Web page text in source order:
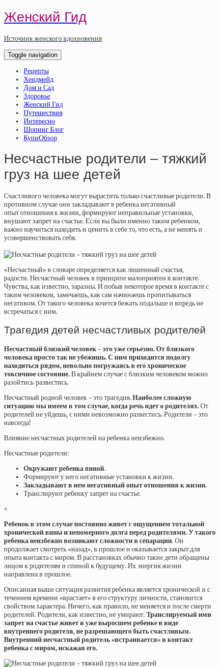
Женский Гид
Источник женского вдохновения
Toggle navigation
Рецепты
Хендмейд
Дом и Сад
Здоровье
Женский Гид
Путешествия
Интересно
Шопинг Блог
КупиОбзор
Несчастные родители – тяжкий
груз на шее детей
Счастливого человека могут вырастить только счастливые родители. В
противном случае они закладывают в ребенка негативный
опыт отношения к жизни, формируют неправильные установки,
внушают запрет на счастье. Если вы были именно таким ребенком,
важно научиться находить и ценить в себе то, что есть, а не менять и
усовершенствовать себя.
«Несчастный» в словаре определяется как лишенный счастья,
радости. Несчастный человек в принципе малоприятен в контакте.
Чувства, как известно, заразны. И побыв некоторое время в контакте с
таким человеком, замечаешь, как сам начинаешь пропитываться
негативом. От такого человека хочется бежать подальше и впредь не
встречаться с ним.
Трагедия детей несчастливых родителей
Несчастный близкий человек – это уже серьезно. От близкого
человека просто так не убежишь. С ним приходится подолгу
находиться рядом, невольно погружаясь в его хроническое
токсичное состояние.В крайнем случае с близким человеком можно
разойтись-развестись.
Несчастный родной человек – это трагедия. Наиболее сложную
ситуацию мы имеем в том случае, когда речь идет о родителях.От
родителей не уйдешь, с ними невозможно развестись. Родители – это
навсегда!
Влияние несчастных родителей на ребенка неизбежно.
Несчастные родители:
Окружают ребенка виной.
Формируют у него негативные установки к жизни.
Закладывают в нем негативный опыт отношения к жизни.
Транслируют ребенку запрет на счастье.
<
Ребенокв этом случае постоянно живет с ощущением тотальной
хронической вины и непомерного долга перед родителями. У такого
ребенка неизбежно возникают сложности в сепарации. Он
продолжает смотреть «назад», в прошлое и оказывается закрыт для
опыта контакта с миром. В расстановках обычно такие дети обращены
лицом к родителям и спиной к будущему. Их энергия жизни
направлена в прошлое.
Описанная выше ситуация развития ребенка является хронической и с
течением времени «врастает» в его структуру личности, становится
свойством характера. Ничего, как правило, не меняется и после смерти
родителей. Родители, как известно, не умирают. Транслируемый ими
запрет на счастье живет в уже выросшем ребенке в виде
внутреннего родителя, не разрешающего быть счастливым.
Внутренний несчастный родитель «встраивается» в контакт
ребенка с миром, искажая его.